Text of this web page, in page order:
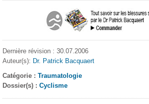
Dernière révision : 30.07.2006
Auteur(s): Dr. Patrick Bacquaert
Catégorie :Traumatologie
Dossier(s) :Cyclisme